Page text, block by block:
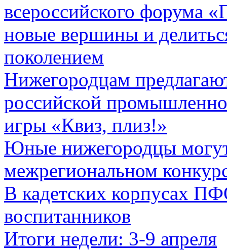
всероссийского форума
новые вершины и
поколением
Нижегородцам
российской
игры «Квиз, плиз!»
Юные нижегородцы могут
межрегиональном
В кадетских корпусах
воспитанников
Итоги недели: 3-9 апреля